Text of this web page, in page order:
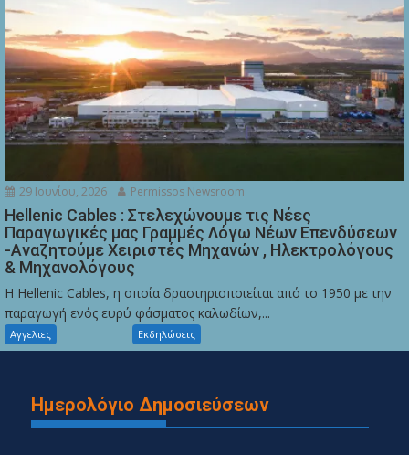
29 Ιουνίου, 2026 Permissos Newsroom
Hellenic Cables : Στελεχώνουμε τις Νέες
Παραγωγικές μας Γραμμές Λόγω Νέων Επενδύσεων
-Αναζητούμε Χειριστές Μηχανών , Ηλεκτρολόγους
& Μηχανολόγους
Η Hellenic Cables, η οποία δραστηριοποιείται από το 1950 με την
παραγωγή ενός ευρύ φάσματος καλωδίων,...
Αγγελιες Εκδηλώσεις
Ημερολόγιο Δημοσιεύσεων